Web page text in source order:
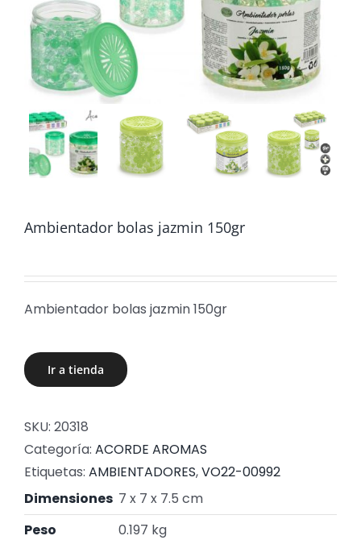
Ambientador bolas jazmin 150gr
Ambientador bolas jazmin 150gr
Ir a tienda
SKU: 20318
Categoría: ACORDE AROMAS
Etiquetas: AMBIENTADORES,VO22-00992
Dimensiones 7 x 7 x 7.5 cm
Peso
0.197 kg